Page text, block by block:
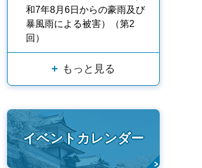
和7年8月6日からの豪雨及び
暴風雨による被害）（第2
回）
もっと見る
イベントカレンダー